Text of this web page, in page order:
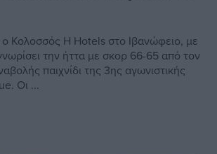
Κολοσσός H Hotels στο Ιβανώφειο, με
την ήττα με σκορ 66-65 από τον
παιχνίδι της 3ης αγωνιστικής
Οι ...